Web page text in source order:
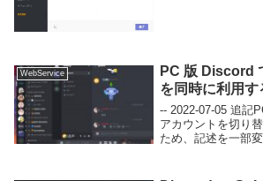
WebService
PC 版 Discord
を同時に利用す
-- 2022-07-05 追記
アカウントを切り
ため、記述を一部
のボイスチャット
Discord の PC ク